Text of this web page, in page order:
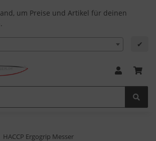
um Preise und Artikel für deinen
✔
HACCP Ergogrip Messer